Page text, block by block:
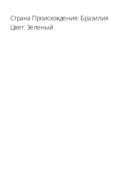
Страна Происхождения: Бразилия
Цвет: Зеленый